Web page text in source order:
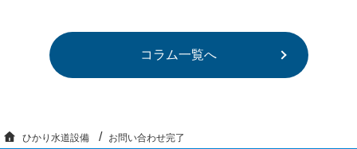
コラム一覧へ
ひかり水道設備 お問い合わせ完了